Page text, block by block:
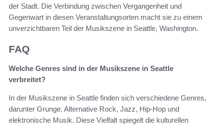
der Stadt. Die Verbindung zwischen Vergangenheit und
Gegenwart in diesen Veranstaltungsorten macht sie zu einem
unverzichtbaren Teil der Musikszene in Seattle, Washington.
FAQ
Welche Genres sind in der Musikszene in Seattle
verbreitet?
In der Musikszene in Seattle finden sich verschiedene Genres,
darunter Grunge, Alternative Rock, Jazz, Hip-Hop und
elektronische Musik. Diese Vielfalt spiegelt die kulturellen